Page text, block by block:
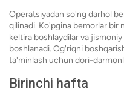
Operatsiyadan so'ng darhol
qilinadi. Ko'pgina bemorlar bir
keltira boshlaydilar va
boshlanadi. Og'riqni
ta'minlash uchun dori-
Birinchi hafta